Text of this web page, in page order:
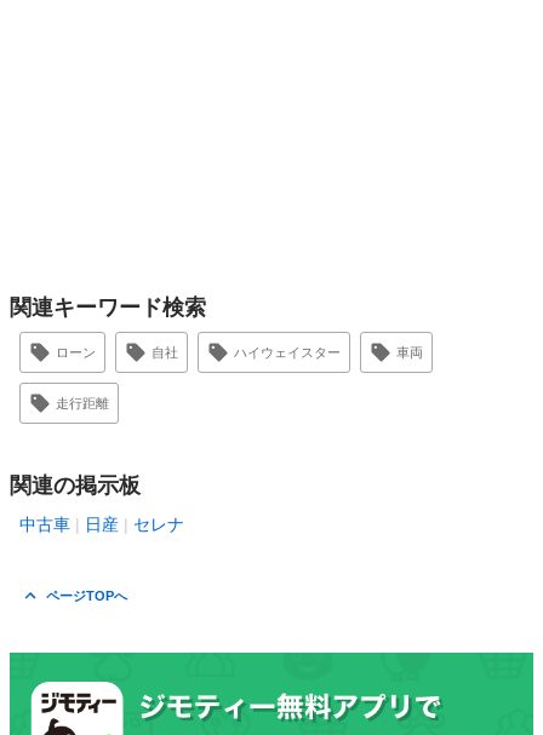
関連キーワード検索
ローン 自社 ハイウェイスター 車両
走行距離
関連の掲示板
中古車 日産 セレナ
ページTOPへ